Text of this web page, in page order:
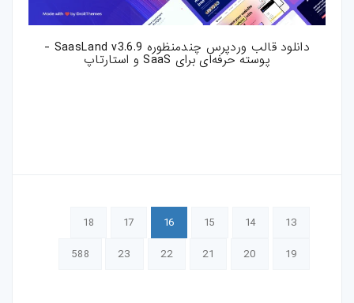
دانلود قالب وردپرس چندمنظوره SaasLand v3.6.9 -
پوسته حرفه‌ای برای SaaS و استارتاپ
13
14
15
16
17
18
19
20
21
22
23
588